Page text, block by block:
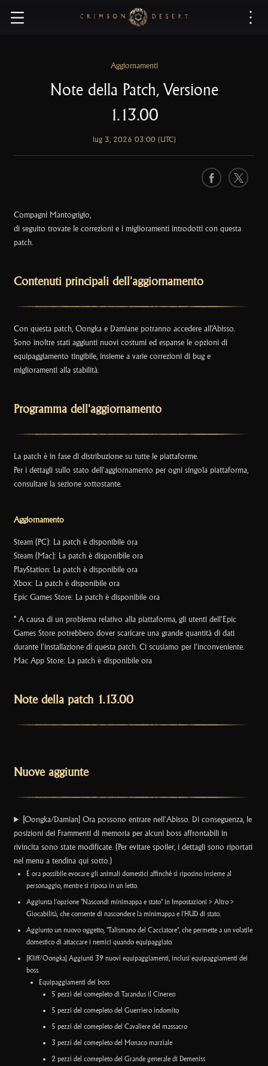
C
n
Aggiornamenti
Note della Patch, Versione
1.13.00
lug 3, 2026 03:00 (UTC)
F
e
X
Compagni Mantogrigio,
di seguito trovate le correzioni e i miglioramenti introdotti con questa
patch.
Contenuti principali dell'aggiornamento
Con questa patch, Oongka e Damiane potranno accedere all’Abisso.
Sono inoltre stati aggiunti nuovi costumi ed espanse le opzioni di
equipaggiamento tingibile, insieme a varie correzioni di bug e
miglioramenti alla stabilità.
Programma dell'aggiornamento
La patch è in fase di distribuzione su tutte le piattaforme.
Per i dettagli sullo stato dell'aggiornamento per ogni singola piattaforma,
consultare la sezione sottostante.
Aggiornamento
Steam (PC): La patch è disponibile ora
Steam (Mac): La patch è disponibile ora
PlayStation: La patch è disponibile ora
Xbox: La patch è disponibile ora
Epic Games Store: La patch è disponibile ora
* A causa di un problema relativo alla piattaforma, gli utenti dell'Epic
Games Store potrebbero dover scaricare una grande quantità di dati
durante l'installazione di questa patch. Ci scusiamo per l'inconveniente.
Mac App Store: La patch è disponibile ora
Note della patch 1.13.00
Nuove aggiunte
[Oongka/Damian] Ora possono entrare nell'Abisso. Di conseguenza, le
posizioni dei Frammenti di memoria per alcuni boss affrontabili in
rivincita sono state modificate. (Per evitare spoiler, i dettagli sono riportati
nel menu a tendina qui sotto.)
É ora possibile evocare gli animali domestici affinché si riposino insieme al
personaggio, mentre si riposa in un letto.
Aggiunta l'opzione "Nascondi minimappa e stato" in Impostazioni > Altro >
Giocabilità, che consente di nascondere la minimappa e l'HUD di stato.
Aggiunto un nuovo oggetto, "Talismano del Cacciatore", che permette a un volatile
domestico di attaccare i nemici quando equipaggiato.
[Kliff/Oongka] Aggiunti 39 nuovi equipaggiamenti, inclusi equipaggiamenti dei
boss.
Equipaggiamenti dei boss
5 pezzi del comepleto di Tarandus il Cinereo
5 pezzi del comepleto del Guerriero indomito
5 pezzi del comepleto del Cavaliere del massacro
3 pezzi del comepleto del Monaco marziale
2 pezzi del comepleto del Grande generale di Demeniss